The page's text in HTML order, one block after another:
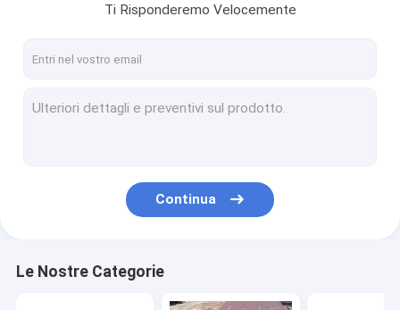
Ti Risponderemo Velocemente
Continua
Le Nostre Categorie